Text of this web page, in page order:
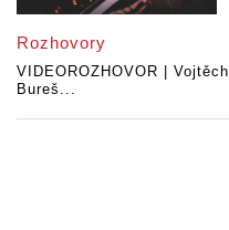
Rozhovory
VIDEOROZHOVOR | Vojtěch
Bureš...